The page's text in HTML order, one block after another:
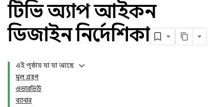
টিভি অ্যাপ আইকন
ডিজাইন নির্দেশিকা
এই পৃষ্ঠায় যা যা আছে
মূল গ্রহণ
ওভারভিউ
ব্যানার